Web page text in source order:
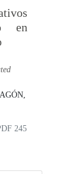
en
245